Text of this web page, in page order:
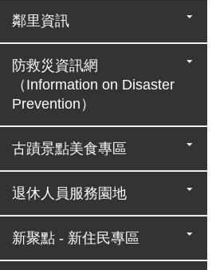
鄰里資訊
防救災資訊網
（Information on Disaster
Prevention）
古蹟景點美食專區
退休人員服務園地
新聚點 - 新住民專區